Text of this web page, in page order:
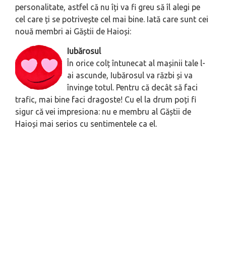
personalitate, astfel că nu îți va fi greu să îl alegi pe
cel care ți se potrivește cel mai bine. Iată care sunt cei
nouă membri ai Găștii de Haioși:
Iubărosul
În orice colț întunecat al mașinii tale l-
ai ascunde, Iubărosul va răzbi și va
învinge totul. Pentru că decât să faci
trafic, mai bine faci dragoste! Cu el la drum poți fi
sigur că vei impresiona: nu e membru al Găștii de
Haioși mai serios cu sentimentele ca el.